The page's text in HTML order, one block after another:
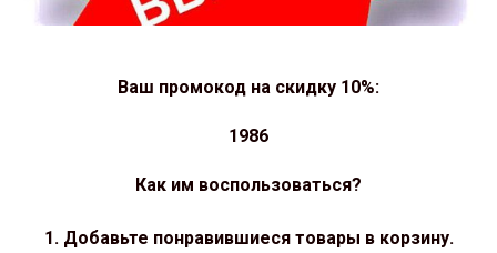
Ваш промокод на скидку 10%:
1986
Как им воспользоваться?
1. Добавьте понравившиеся товары в корзину.